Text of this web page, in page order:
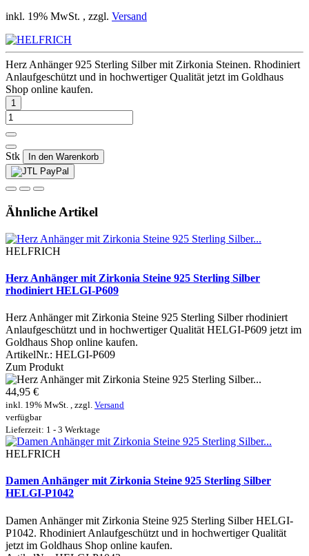
inkl. 19% MwSt. , zzgl. Versand
Herz Anhänger 925 Sterling Silber mit Zirkonia Steinen. Rhodiniert
Anlaufgeschützt und in hochwertiger Qualität jetzt im Goldhaus
Shop online kaufen.
Stk In den Warenkorb
Ähnliche Artikel
HELFRICH
Herz Anhänger mit Zirkonia Steine 925 Sterling Silber
rhodiniert HELGI-P609
Herz Anhänger mit Zirkonia Steine 925 Sterling Silber rhodiniert
Anlaufgeschützt und in hochwertiger Qualität HELGI-P609 jetzt im
Goldhaus Shop online kaufen.
ArtikelNr.: HELGI-P609
Zum Produkt
44,95 €
inkl. 19% MwSt. , zzgl. Versand
verfügbar
Lieferzeit: 1 - 3 Werktage
HELFRICH
Damen Anhänger mit Zirkonia Steine 925 Sterling Silber
HELGI-P1042
Damen Anhänger mit Zirkonia Steine 925 Sterling Silber HELGI-
P1042. Rhodiniert Anlaufgeschützt und in hochwertiger Qualität
jetzt im Goldhaus Shop online kaufen.